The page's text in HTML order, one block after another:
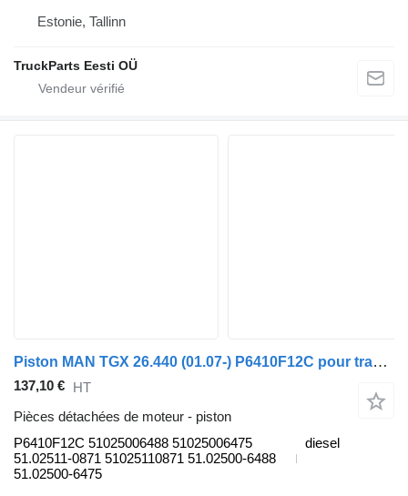
Estonie, Tallinn
TruckParts Eesti OÜ
Piston MAN TGX 26.440 (01.07-) P6410F12C pour tracteur routier MAN TGL, TGM, TGS, TGX (2005-2021)
137,10 € HT
Pièces détachées de moteur - piston
P6410F12C 51025006488 51025006475
51.02511-0871 51025110871 51.02500-6488
51.02500-6475
diesel